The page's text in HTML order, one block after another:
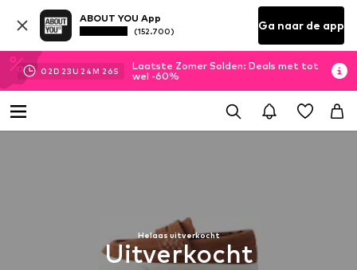
ABOUT YOU App
(152.700) Ga naar de app
02D 23U 24M 26S
Laatste Zomer Solden: Deals met tot
wel -60%
Helaas uitverkocht
Uitverkocht